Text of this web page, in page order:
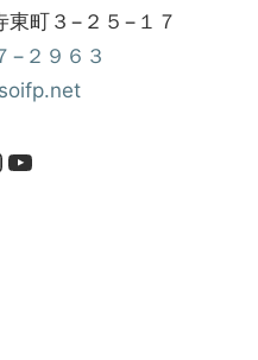
東町３−２５−１７
−２９６３